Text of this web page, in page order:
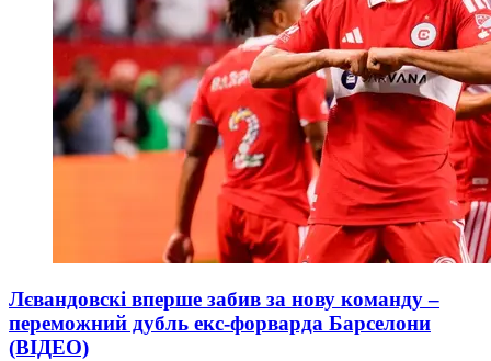
Лєвандовскі вперше забив за нову команду –
переможний дубль екс-форварда Барселони
(ВІДЕО)